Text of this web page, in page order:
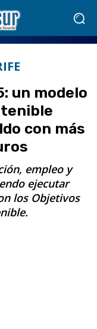
un modelo
con más
empleo y
ejecutar
los Objetivos